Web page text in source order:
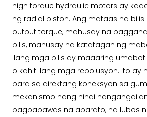
high torque hydraulic motors ay
ng radial piston. Ang mataas na
output torque, mahusay na
bilis, mahusay na katatagan ng
ilang mga bilis ay maaaring
o kahit ilang mga rebolusyon. Ito ay
para sa direktang koneksyon sa
mekanismo nang hindi
pagbabawas na aparato, na lubos